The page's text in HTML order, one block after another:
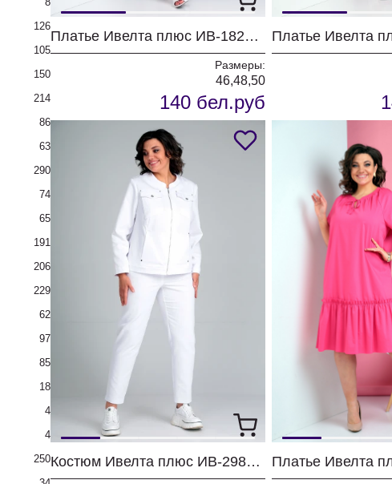
126
105
150
214
86
63
290
74
65
191
206
229
62
97
85
18
4
4
250
Платье Ивелта плюс ИВ-1826 бирюза
Размеры:
46,48,50
140 бел.руб
Костюм Ивелта плюс ИВ-2986 белый Платье Ивелта